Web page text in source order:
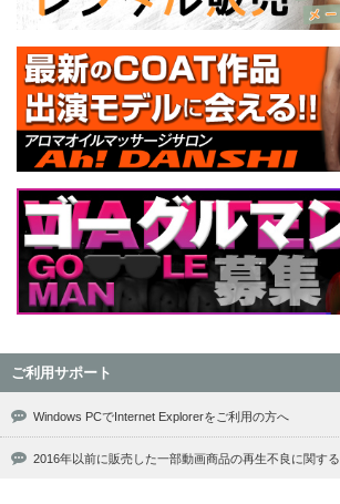
ご利用サポート
Windows PCでInternet Explorerをご利用の方へ
2016年以前に販売した一部動画商品の再生不良に関す